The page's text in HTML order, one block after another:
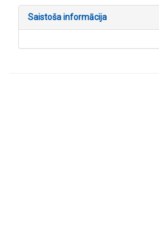
Saistoša informācija